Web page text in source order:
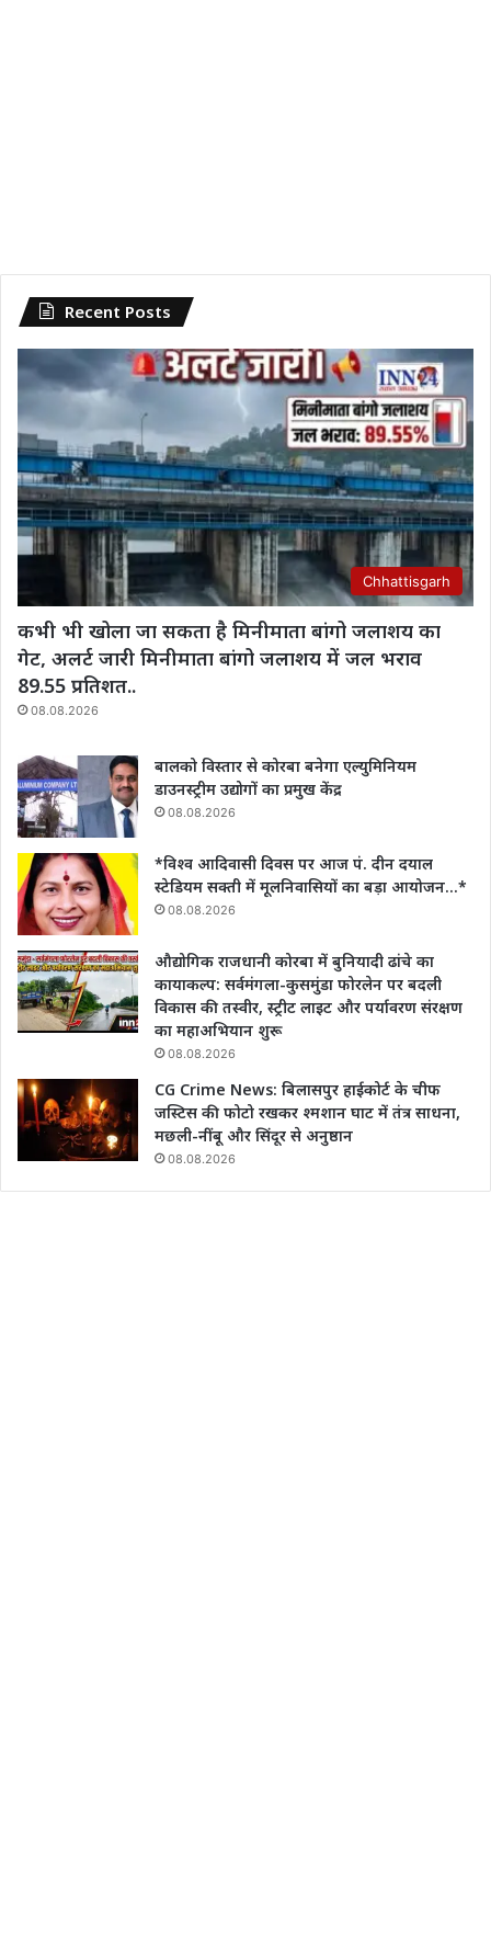
Recent Posts
Chhattisgarh
कभी भी खोला जा सकता है मिनीमाता बांगो जलाशय का
गेट, अलर्ट जारी मिनीमाता बांगो जलाशय में जल भराव
89.55 प्रतिशत..
08.08.2026
बालको विस्तार से कोरबा बनेगा एल्युमिनियम
डाउनस्ट्रीम उद्योगों का प्रमुख केंद्र
08.08.2026
*विश्व आदिवासी दिवस पर आज पं. दीन दयाल
स्टेडियम सक्ती में मूलनिवासियों का बड़ा आयोजन…*
08.08.2026
औद्योगिक राजधानी कोरबा में बुनियादी ढांचे का
कायाकल्प: सर्वमंगला-कुसमुंडा फोरलेन पर बदली
विकास की तस्वीर, स्ट्रीट लाइट और पर्यावरण संरक्षण
का महाअभियान शुरू
08.08.2026
CG Crime News: बिलासपुर हाईकोर्ट के चीफ
जस्टिस की फोटो रखकर श्मशान घाट में तंत्र साधना,
मछली-नींबू और सिंदूर से अनुष्ठान
08.08.2026